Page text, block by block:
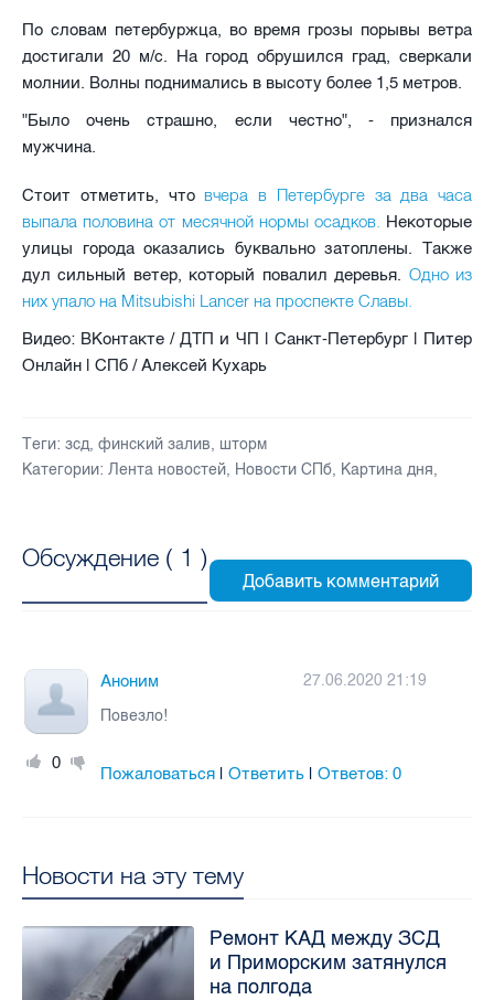
По словам петербуржца, во время грозы порывы ветра
достигали 20 м/с. На город обрушился град, сверкали
молнии. Волны поднимались в высоту более 1,5 метров.
"Было очень страшно, если честно", - признался
мужчина.
Стоит отметить, чтовчера в Петербурге за два часа
выпала половина от месячной нормы осадков. Некоторые
улицы города оказались буквально затоплены. Также
дул сильный ветер, который повалил деревья. Одно из
них упало на Mitsubishi Lancer на проспекте Славы.
Видео: ВКонтакте / ДТП и ЧП | Санкт-Петербург | Питер
Онлайн | СПб / Алексей Кухарь
Теги: зсд, финский залив, шторм
Категории: Лента новостей, Новости СПб, Картина дня,
Обсуждение ( 1 )
0
Аноним
27.06.2020 21:19
Повезло!
Пожаловаться |Ответить |Ответов:0
Новости на эту тему
Ремонт КАД между ЗСД
и Приморским затянулся
на полгода